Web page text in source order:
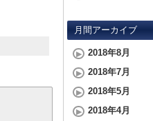
月間アーカイブ
2018年8月
2018年7月
2018年5月
2018年4月